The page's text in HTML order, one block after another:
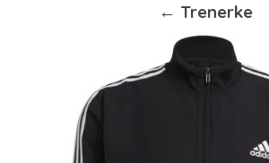
← Trenerke